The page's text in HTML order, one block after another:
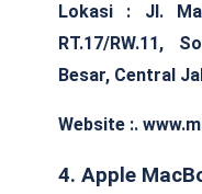
Lokasi : Jl.
RT.17/RW.11,
Besar, Central
Website :.
4. Apple